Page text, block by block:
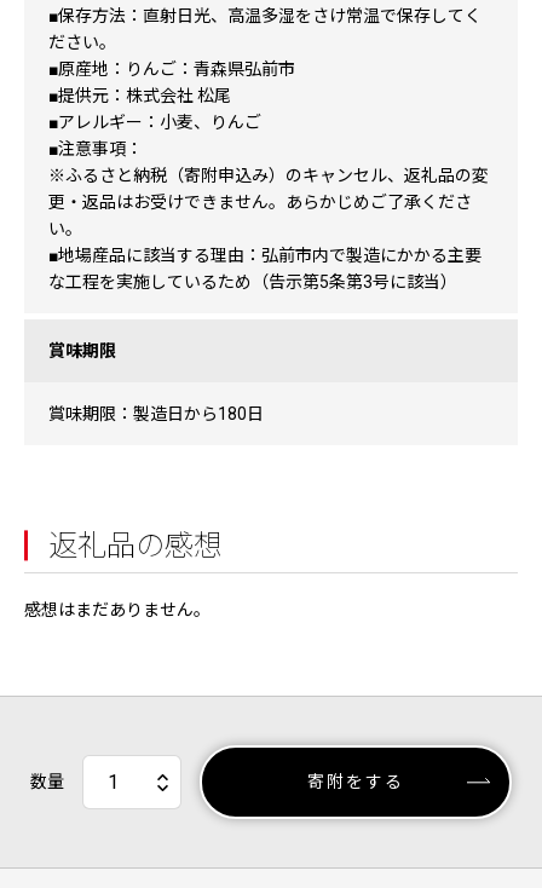
■保存方法：直射日光、高温多湿をさけ常温で保存してく
ださい。
■原産地：りんご：青森県弘前市
■提供元：株式会社 松尾
■アレルギー：小麦、りんご
■注意事項：
※ふるさと納税（寄附申込み）のキャンセル、返礼品の変
更・返品はお受けできません。あらかじめご了承くださ
い。
■地場産品に該当する理由：弘前市内で製造にかかる主要
な工程を実施しているため（告示第5条第3号に該当）
賞味期限
賞味期限：製造日から180日
返礼品の感想
感想はまだありません。
数量 寄附をする